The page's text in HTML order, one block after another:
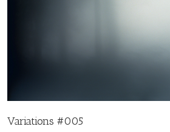
Variations #005